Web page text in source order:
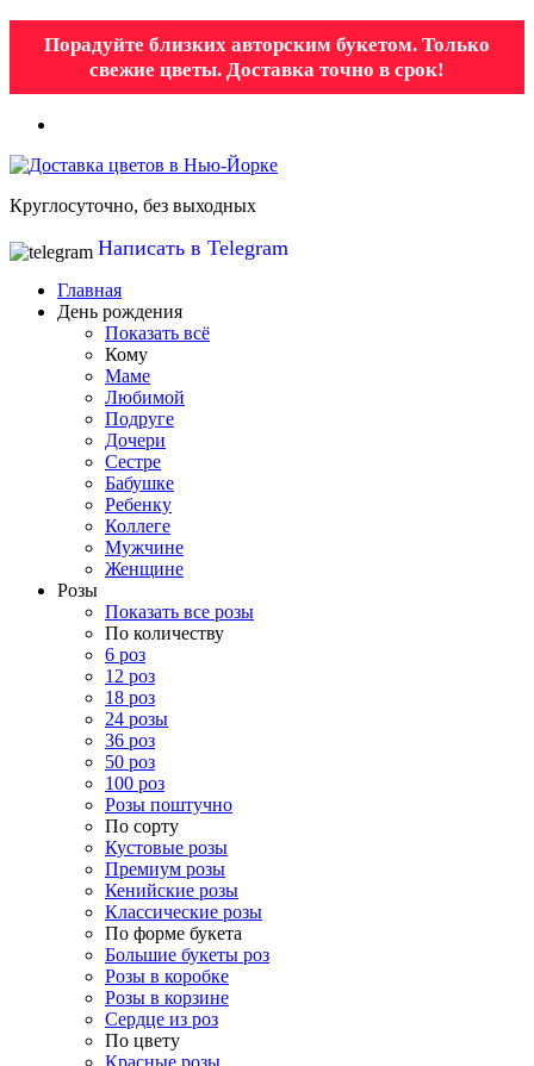
Порадуйте близких авторским букетом. Только
свежие цветы. Доставка точно в срок!
Круглосуточно, без выходных
Написать в Telegram
Главная
День рождения
Показать всё
Кому
Маме
Любимой
Подруге
Дочери
Сестре
Бабушке
Ребенку
Коллеге
Мужчине
Женщине
Розы
Показать все розы
По количеству
6 роз
12 роз
18 роз
24 розы
36 роз
50 роз
100 роз
Розы поштучно
По сорту
Кустовые розы
Премиум розы
Кенийские розы
Классические розы
По форме букета
Большие букеты роз
Розы в коробке
Розы в корзине
Сердце из роз
По цвету
Красные розы